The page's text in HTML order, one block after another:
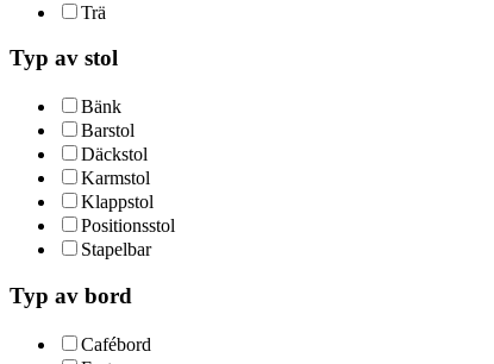
Trä
Typ av stol
Bänk
Barstol
Däckstol
Karmstol
Klappstol
Positionsstol
Stapelbar
Typ av bord
Cafébord